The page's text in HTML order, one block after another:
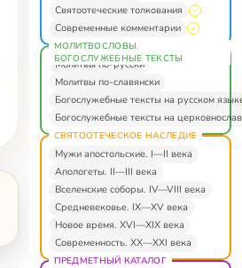
Святоотеческие толкования
Современные комментарии
МОЛИТВОСЛОВЫ.
БОГОСЛУЖЕБНЫЕ ТЕКСТЫ
Молитвы по-русски
Молитвы по-славянски
Богослужебные тексты на русском
Богослужебные тексты на
СВЯТООТЕЧЕСКОЕ НАСЛЕДИЕ
Мужи апостольские. I—II века
Апологеты. II—III века
Вселенские соборы. IV—VIII века
Средневековье. IX—XV века
Новое время. XVI—XIX века
Современность. XX—XXI века
ПРЕДМЕТНЫЙ КАТАЛОГ